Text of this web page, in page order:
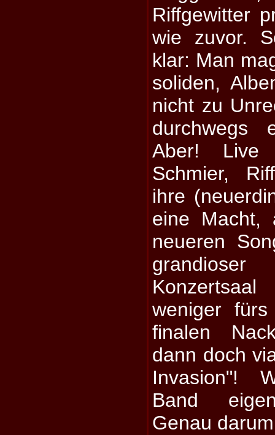
Riffgewitter
wie zuvor.
klar: Man
soliden,
nicht zu
durchwegs
Aber! Live
Schmier,
ihre
eine Macht,
neueren
weniger fürs
finalen
dann doch
Invasion"!
Band
Genau